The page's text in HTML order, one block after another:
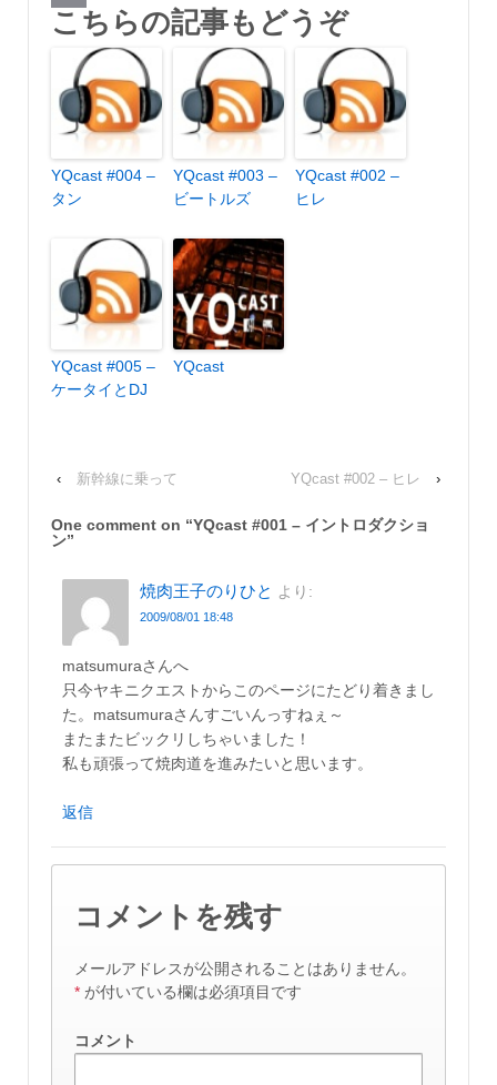
Email
こちらの記事もどうぞ
YQcast #004 –
タン
YQcast #003 –
ビートルズ
YQcast #002 –
ヒレ
YQcast #005 –
ケータイとDJ
YQcast
‹ 新幹線に乗って YQcast #002 – ヒレ ›
One comment on “YQcast #001 – イントロダクショ
ン”
焼肉王子のりひと より:
2009/08/01 18:48
matsumuraさんへ
只今ヤキニクエストからこのページにたどり着きまし
た。matsumuraさんすごいんっすねぇ～
またまたビックリしちゃいました！
私も頑張って焼肉道を進みたいと思います。
返信
コメントを残す
メールアドレスが公開されることはありません。
* が付いている欄は必須項目です
コメント